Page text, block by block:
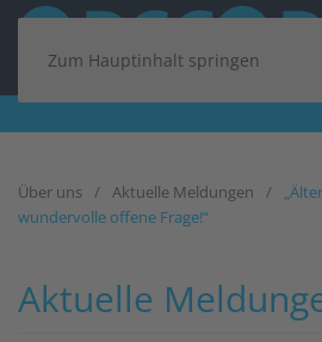
Zum Hauptinhalt springen
Über uns Aktuelle Meldungen
wundervolle offene Frage!“
Aktuelle